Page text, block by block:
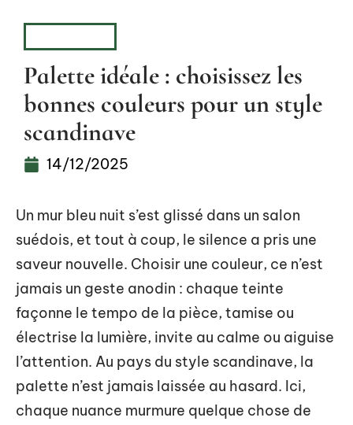
Palette idéale : choisissez les
bonnes couleurs pour un style
scandinave
14/12/2025
Un mur bleu nuit s’est glissé dans un salon
suédois, et tout à coup, le silence a pris une
saveur nouvelle. Choisir une couleur, ce n’est
jamais un geste anodin : chaque teinte
façonne le tempo de la pièce, tamise ou
électrise la lumière, invite au calme ou aiguise
l’attention. Au pays du style scandinave, la
palette n’est jamais laissée au hasard. Ici,
chaque nuance murmure quelque chose de